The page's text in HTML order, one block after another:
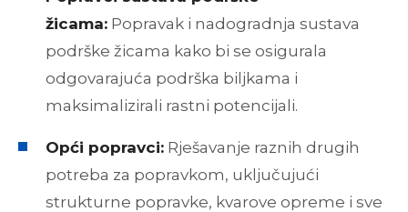
žicama: Popravak i nadogradnja sustava
podrške žicama kako bi se osigurala
odgovarajuća podrška biljkama i
maksimalizirali rastni potencijali.
Opći popravci: Rješavanje raznih drugih
potreba za popravkom, uključujući
strukturne popravke, kvarove opreme i sve